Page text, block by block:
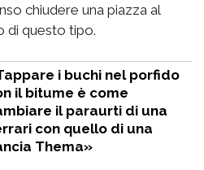
chiudere una piazza al
di questo tipo.
i buchi nel porfido
il bitume è come
il paraurti di una
con quello di una
Thema»